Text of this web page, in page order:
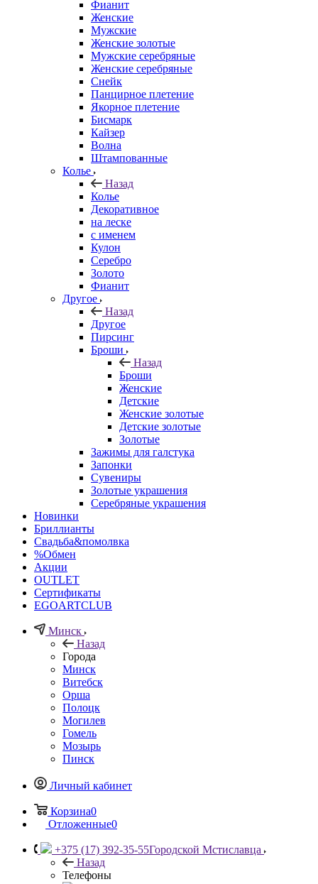
Фианит
Женские
Мужские
Женские золотые
Мужские серебряные
Женские серебряные
Снейк
Панцирное плетение
Якорное плетение
Бисмарк
Кайзер
Волна
Штампованные
Колье
Назад
Колье
Декоративное
на леске
с именем
Кулон
Серебро
Золото
Фианит
Другое
Назад
Другое
Пирсинг
Броши
Назад
Броши
Женские
Детские
Женские золотые
Детские золотые
Золотые
Зажимы для галстука
Запонки
Сувениры
Золотые украшения
Серебряные украшения
Новинки
Бриллианты
Свадьба&помолвка
%Обмен
Акции
OUTLET
Сертификаты
EGOARTCLUB
Минск
Назад
Города
Минск
Витебск
Орша
Полоцк
Могилев
Гомель
Мозырь
Пинск
Личный кабинет
Корзина0
Отложенные0
+375 (17) 392-35-55Городской Мстиславца
Назад
Телефоны